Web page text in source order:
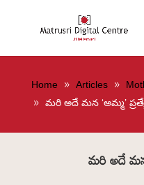
Home Articles
మరి అదే మన ‘అమ్మ’
మరి అదే మన